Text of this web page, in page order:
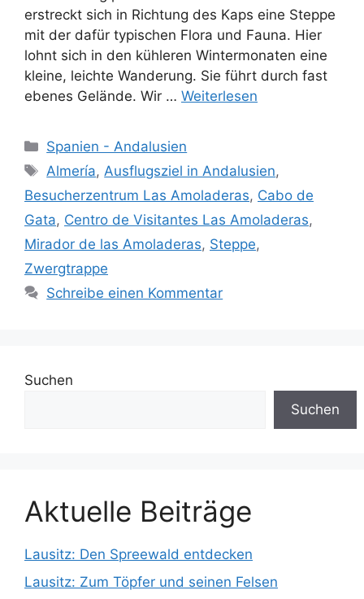
erstreckt sich in Richtung des Kaps eine Steppe
mit der dafür typischen Flora und Fauna. Hier
lohnt sich in den kühleren Wintermonaten eine
kleine, leichte Wanderung. Sie führt durch fast
ebenes Gelände. Wir … Weiterlesen
Kategorien
Spanien - Andalusien
Schlagwörter
Almería,Ausflugsziel in Andalusien,
Besucherzentrum Las Amoladeras, Cabo de
Gata, Centro de Visitantes Las Amoladeras,
Mirador de las Amoladeras, Steppe,
Zwergtrappe
Schreibe einen Kommentar
Suchen
Suchen
Aktuelle Beiträge
Lausitz: Den Spreewald entdecken
Lausitz: Zum Töpfer und seinen Felsen